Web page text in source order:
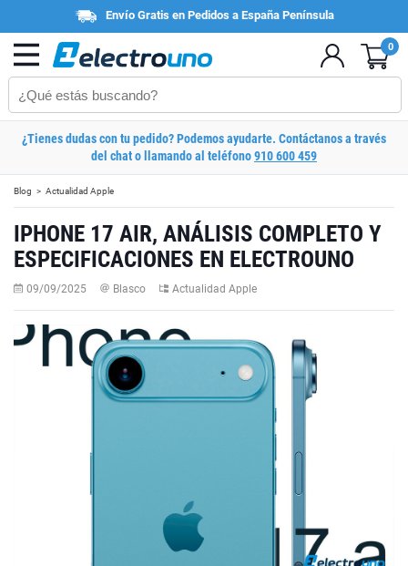
Envío Gratis en Pedidos a España Península
0
¿Tienes dudas con tu pedido? Podemos ayudarte. Contáctanos a través
del chat o llamando al teléfono910 600 459
Blog Actualidad Apple
IPHONE 17 AIR, ANÁLISIS COMPLETO Y
ESPECIFICACIONES EN ELECTROUNO
09/09/2025 Blasco Actualidad Apple